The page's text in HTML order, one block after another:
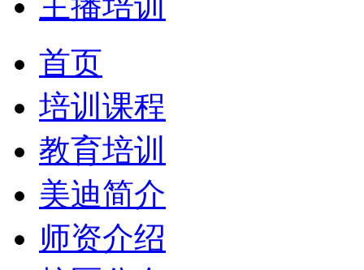
首页
培训课程
教育培训
美迪简介
师资介绍